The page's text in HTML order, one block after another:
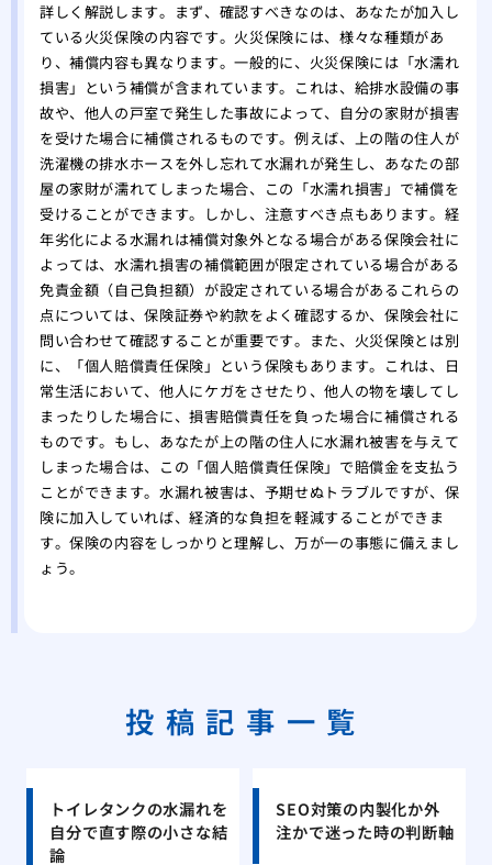
詳しく解説します。まず、確認すべきなのは、あなたが加入し
ている火災保険の内容です。火災保険には、様々な種類があ
り、補償内容も異なります。一般的に、火災保険には「水濡れ
損害」という補償が含まれています。これは、給排水設備の事
故や、他人の戸室で発生した事故によって、自分の家財が損害
を受けた場合に補償されるものです。例えば、上の階の住人が
洗濯機の排水ホースを外し忘れて水漏れが発生し、あなたの部
屋の家財が濡れてしまった場合、この「水濡れ損害」で補償を
受けることができます。しかし、注意すべき点もあります。経
年劣化による水漏れは補償対象外となる場合がある保険会社に
よっては、水濡れ損害の補償範囲が限定されている場合がある
免責金額（自己負担額）が設定されている場合があるこれらの
点については、保険証券や約款をよく確認するか、保険会社に
問い合わせて確認することが重要です。また、火災保険とは別
に、「個人賠償責任保険」という保険もあります。これは、日
常生活において、他人にケガをさせたり、他人の物を壊してし
まったりした場合に、損害賠償責任を負った場合に補償される
ものです。もし、あなたが上の階の住人に水漏れ被害を与えて
しまった場合は、この「個人賠償責任保険」で賠償金を支払う
ことができます。水漏れ被害は、予期せぬトラブルですが、保
険に加入していれば、経済的な負担を軽減することができま
す。保険の内容をしっかりと理解し、万が一の事態に備えまし
ょう。
投稿記事一覧
トイレタンクの水漏れを
自分で直す際の小さな結
論
SEO対策の内製化か外
注かで迷った時の判断軸